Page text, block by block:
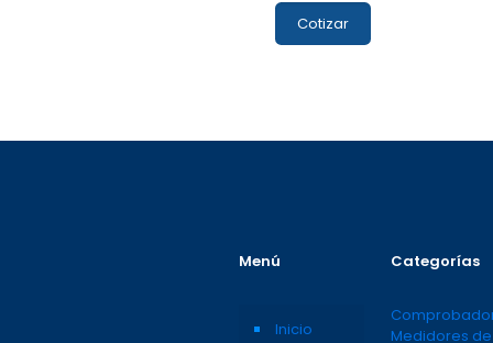
Cotizar
Menú
Inicio
Categorías
Medidores de